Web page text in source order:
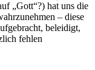
„Gott“?) hat uns die
– diese
beleidigt,
fehlen